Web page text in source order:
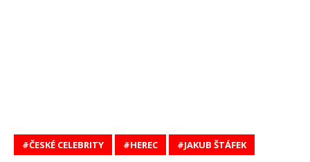
ČESKÉ CELEBRITY HEREC JAKUB ŠTÁFEK